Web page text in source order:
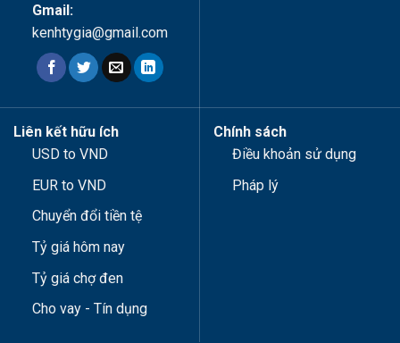
Gmail:
kenhtygia@gmail.com
Liên kết hữu ích
USD to VND
EUR to VND
Chuyển đổi tiền tệ
Tỷ giá hôm nay
Tỷ giá chợ đen
Cho vay - Tín dụng
Chính sách
Điều khoản sử dụng
Pháp lý